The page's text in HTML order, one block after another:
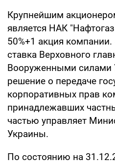
Крупнейшим
является НАК
50%+1 акция
ставка Верховного
Вооруженными силами
решение о передаче
корпоративных прав
принадлежавших
частью управляет
Украины.
По состоянию на